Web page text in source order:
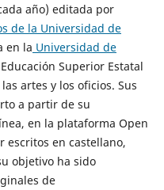
año) editada por
de la Universidad de
en la Universidad de
Superior Estatal
artes y los oficios. Sus
a partir de su
en la plataforma Open
escritos en castellano,
objetivo ha sido
de